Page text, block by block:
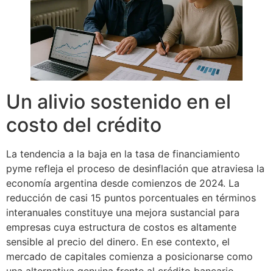
Un alivio sostenido en el
costo del crédito
La tendencia a la baja en la tasa de financiamiento
pyme refleja el proceso de desinflación que atraviesa la
economía argentina desde comienzos de 2024. La
reducción de casi 15 puntos porcentuales en términos
interanuales constituye una mejora sustancial para
empresas cuya estructura de costos es altamente
sensible al precio del dinero. En ese contexto, el
mercado de capitales comienza a posicionarse como